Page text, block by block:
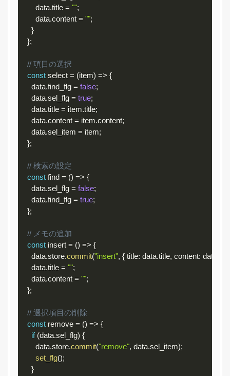
        data
.title = "";
        data
.content = "";
}
};
// 項目の選択
const select = (item) => {
      data
.find_flg = false;
      data
.sel_flg = true;
      data
.title = item.title;
      data
.content = item.content;
      data
.sel_item = item;
};
// 検索の設定
const find = () => {
      data
.sel_flg = false;
      data
.find_flg = true;
};
// メモの追加
const insert = () => {
      data
.store.commit("insert", { title: data.title, content: data
      data
.title = "";
      data
.content = "";
};
// 選択項目の削除
const remove = () => {
if (data.sel_flg) {
        data
.store.commit("remove", data.sel_item);
set_flg();
}